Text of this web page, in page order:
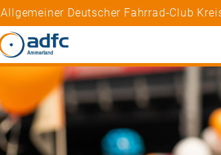
Allgemeiner Deutscher Fahrrad-Club